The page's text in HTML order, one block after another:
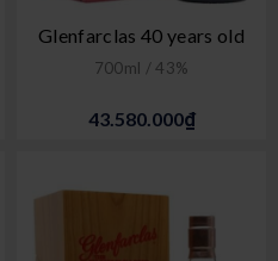
Glenfarclas 40 years old
700ml / 43%
43.580.000₫